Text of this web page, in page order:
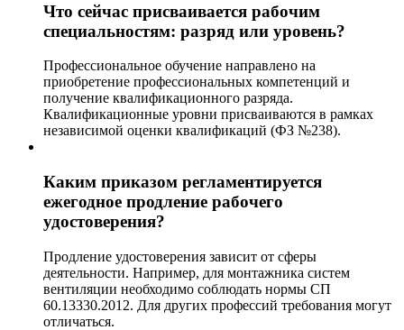
Что сейчас присваивается рабочим
специальностям: разряд или уровень?
Профессиональное обучение направлено на
приобретение профессиональных компетенций и
получение квалификационного разряда.
Квалификационные уровни присваиваются в рамках
независимой оценки квалификаций (ФЗ №238).
Каким приказом регламентируется
ежегодное продление рабочего
удостоверения?
Продление удостоверения зависит от сферы
деятельности. Например, для монтажника систем
вентиляции необходимо соблюдать нормы СП
60.13330.2012. Для других профессий требования могут
отличаться.